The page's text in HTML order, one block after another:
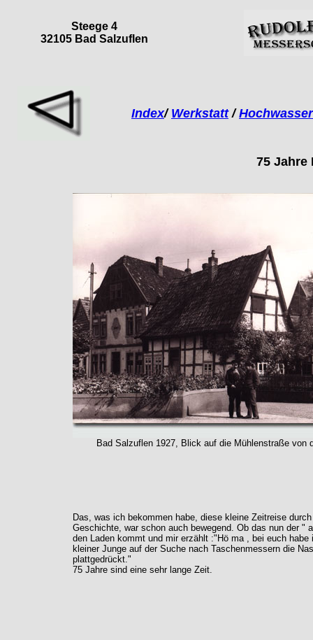
Steege 4
32105 Bad Salzuflen
Index/ Werkstatt/Hochwasser
75 Jahre
Bad Salzuflen 1927, Blick auf die Mühlenstraße von
Das, was ich bekommen habe, diese kleine Zeitreise
Geschichte, war schon auch bewegend. Ob das nun der "
den Laden kommt und mir erzählt :"Hö ma , bei euch
kleiner Junge auf der Suche nach Taschenmessern die
plattgedrückt."
75 Jahre sind eine sehr lange Zeit.